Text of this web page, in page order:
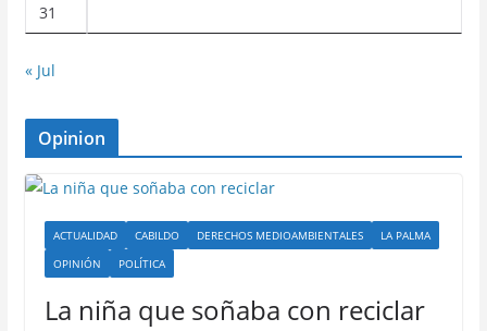
31
« Jul
Opinion
ACTUALIDAD CABILDO DERECHOS MEDIOAMBIENTALES
LA PALMA
OPINIÓN
POLÍTICA
La niña que soñaba con reciclar